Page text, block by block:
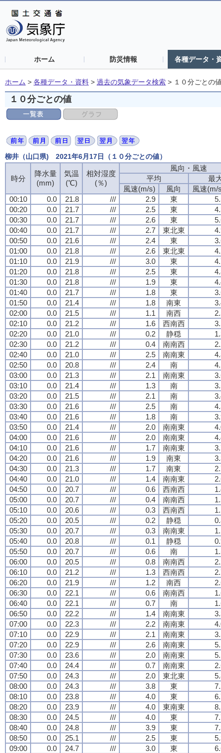
ホーム 防災情報 各種データ・
ホーム > 各種データ・資料 > 過去の気象データ検索 > １０分ごとの
１０分ごとの値
柳井（山口県) 2021年6月17日（１０分ごとの値）
時分
降水量
(mm)
気温
(℃)
相対湿度
(％)
風向・風速
平均
最
風速(m/s)
風向
風速(m/
00:10
0.0 21.8 /// 2.9 東
00:20
0.0 21.7 /// 2.5 東
00:30
0.0 21.7 /// 2.6 東
00:40
0.0 21.7 /// 2.7 東北東
00:50
0.0 21.6 /// 2.4 東
01:00
0.0 21.8 /// 2.6 東北東
01:10
0.0 21.9 /// 3.0 東
01:20
0.0 21.8 /// 2.5 東
01:30
0.0 21.8 /// 1.9 東
01:40
0.0 21.7 /// 1.8 東
01:50
0.0 21.4 /// 1.8 南東
02:00
0.0 21.5 /// 1.1 南西
02:10
0.0 21.2 /// 1.6 西南西
02:20
0.0 21.0 /// 0.2 静穏
02:30
0.0 21.2 /// 0.4 南南西
02:40
0.0 21.0 /// 2.5 南南東
02:50
0.0 20.8 /// 2.4 南
03:00
0.0 21.3 /// 2.1 南南東
03:10
0.0 21.4 /// 1.3 南
03:20
0.0 21.5 /// 2.1 南
03:30
0.0 21.6 /// 2.5 南
03:40
0.0 21.6 /// 1.8 南
03:50
0.0 21.4 /// 2.0 南南東
04:00
0.0 21.6 /// 2.0 南南東
04:10
0.0 21.6 /// 1.7 南南東
04:20
0.0 21.6 /// 1.9 南東
04:30
0.0 21.3 /// 1.7 南東
04:40
0.0 21.0 /// 1.4 南南東
04:50
0.0 20.7 /// 0.6 西南西
05:00
0.0 20.7 /// 0.4 南南西
05:10
0.0 20.6 /// 0.3 西南西
05:20
0.0 20.5 /// 0.2 静穏
05:30
0.0 20.7 /// 0.3 南南東
05:40
0.0 20.8 /// 0.1 静穏
05:50
0.0 20.7 /// 0.6 南
06:00
0.0 20.5 /// 0.8 南南西
06:10
0.0 21.2 /// 1.3 西南西
06:20
0.0 21.9 /// 1.2 南西
06:30
0.0 22.1 /// 0.6 南南西
06:40
0.0 22.1 /// 0.7 南
06:50
0.0 22.2 /// 1.4 南南東
07:00
0.0 22.3 /// 2.2 南南東
07:10
0.0 22.9 /// 2.1 南南東
07:20
0.0 22.9 /// 2.6 南南東
07:30
0.0 23.6 /// 2.0 南南東
07:40
0.0 24.4 /// 0.7 南南東
07:50
0.0 24.3 /// 2.0 東北東
08:00
0.0 24.3 /// 3.8 東
08:10
0.0 23.8 /// 4.0 東
08:20
0.0 23.9 /// 4.0 東南東
08:30
0.0 24.5 /// 4.0 東
08:40
0.0 24.8 /// 3.9 東
08:50
0.0 25.1 /// 2.5 東
09:00
0.0 24.7 /// 3.0 東